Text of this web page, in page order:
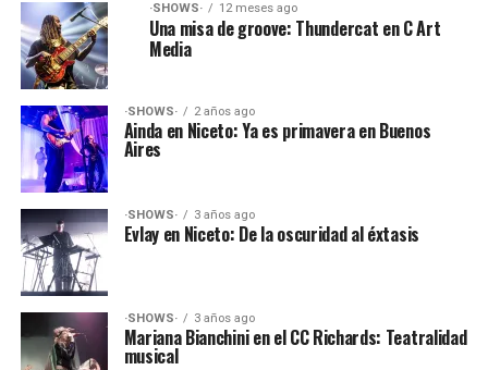
·SHOWS· 12 meses ago
Una misa de groove: Thundercat en C Art
Media
·SHOWS· 2 años ago
Ainda en Niceto: Ya es primavera en Buenos
Aires
·SHOWS· 3 años ago
Evlay en Niceto: De la oscuridad al éxtasis
·SHOWS· 3 años ago
Mariana Bianchini en el CC Richards: Teatralidad
musical